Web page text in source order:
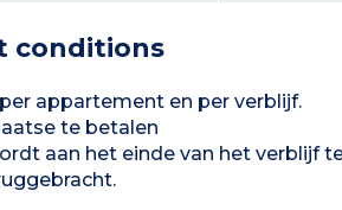
personen
twee eenpersoonsbedden
met een stapelbed
en barbecue
conditions
appartement en per verblijf.
te betalen
aan het einde van het verblijf